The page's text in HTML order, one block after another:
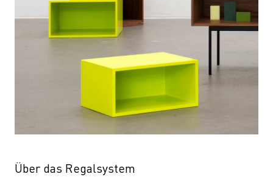
Über das Regalsystem